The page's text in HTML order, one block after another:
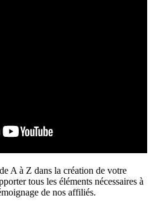
A à Z dans la création de votre
tous les éléments nécessaires à
de nos affiliés.